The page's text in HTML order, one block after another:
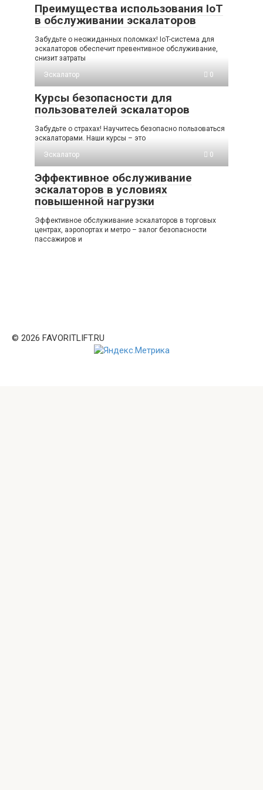
Преимущества использования IoT
в обслуживании эскалаторов
Забудьте о неожиданных поломках! IoT-система для
эскалаторов обеспечит превентивное обслуживание,
снизит затраты
Эскалатор
0
Курсы безопасности для
пользователей эскалаторов
Забудьте о страхах! Научитесь безопасно пользоваться
эскалаторами. Наши курсы – это
Эскалатор
0
Эффективное обслуживание
эскалаторов в условиях
повышенной нагрузки
Эффективное обслуживание эскалаторов в торговых
центрах, аэропортах и метро – залог безопасности
пассажиров и
© 2026 FAVORITLIFT.RU